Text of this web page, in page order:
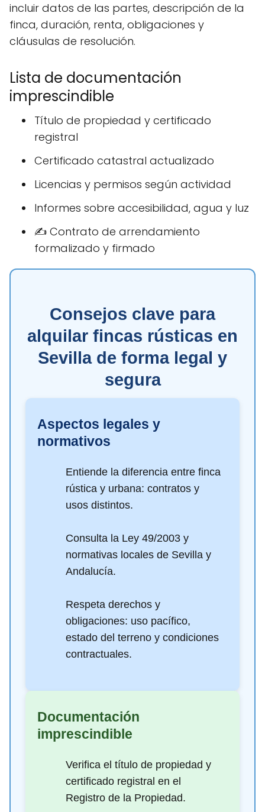
incluir datos de las partes, descripción de la
finca, duración, renta, obligaciones y
cláusulas de resolución.
Lista de documentación
imprescindible
Título de propiedad y certificado
registral
Certificado catastral actualizado
Licencias y permisos según actividad
Informes sobre accesibilidad, agua y luz
✍ Contrato de arrendamiento
formalizado y firmado
Consejos clave para
alquilar fincas rústicas en
Sevilla de forma legal y
segura
Aspectos legales y
normativos
Entiende la diferencia entre finca
rústica y urbana: contratos y
usos distintos.
Consulta la Ley 49/2003 y
normativas locales de Sevilla y
Andalucía.
Respeta derechos y
obligaciones: uso pacífico,
estado del terreno y condiciones
contractuales.
Documentación
imprescindible
Verifica el título de propiedad y
certificado registral en el
Registro de la Propiedad.